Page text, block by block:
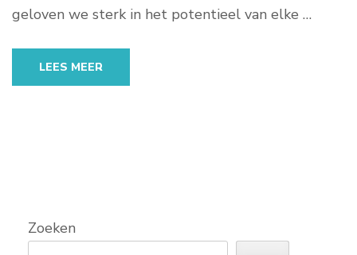
geloven we sterk in het potentieel van elke …
LEES MEER
Zoeken